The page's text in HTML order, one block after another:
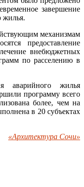
завершение
жилья.
механизмам
предоставление
внебюджетных
по расселению в
аварийного жилья
программу всего
более, чем на
в 20 субъектах
«Архитектура Сочи»